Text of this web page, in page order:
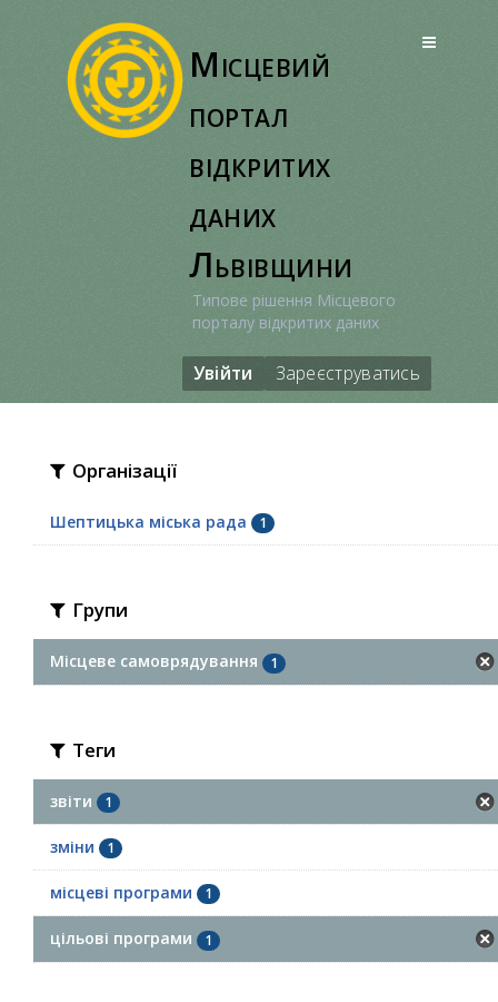
Місцевий
портал
відкритих
даних
Львівщини
Типове рішення Місцевого
порталу відкритих даних
Увійти Зареєструватись
Організації
Шептицька міська рада 1
Групи
Місцеве самоврядування 1
Теги
звіти 1
зміни 1
місцеві програми 1
цільові програми 1